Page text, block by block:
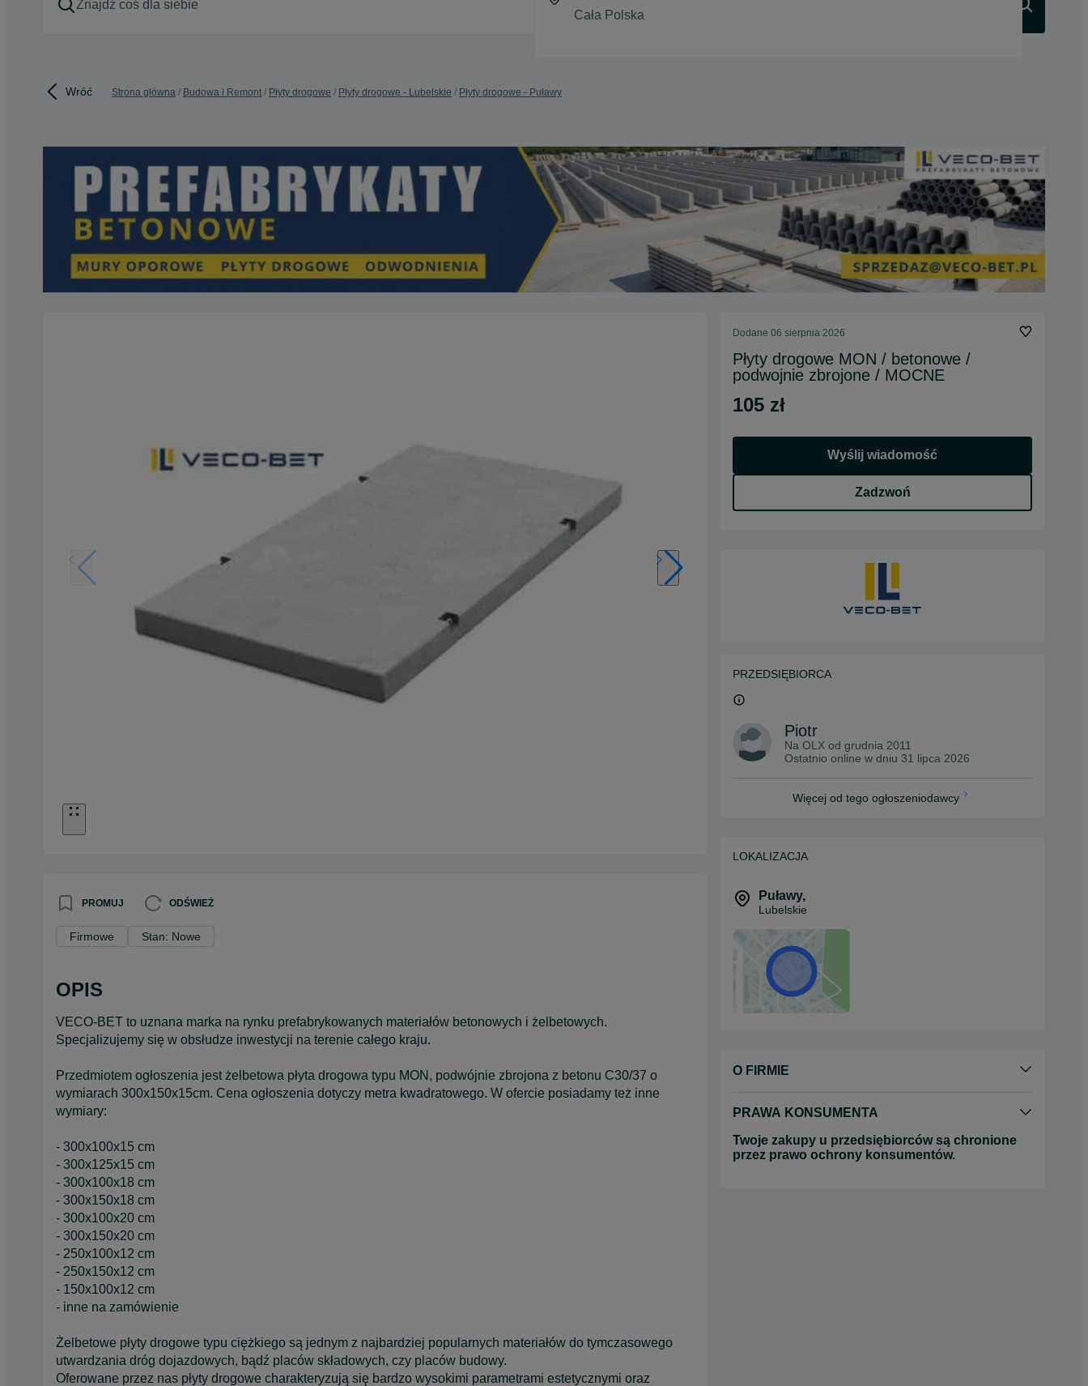
Wróć Strona główna Budowa i Remont Płyty drogowe Płyty drogowe - Lubelskie Płyty drogowe - Puławy
PROMUJ ODŚWIEŻ
Firmowe Stan: Nowe
OPIS
VECO-BET to uznana marka na rynku prefabrykowanych materiałów betonowych i żelbetowych.
Specjalizujemy się w obsłudze inwestycji na terenie całego kraju.
Przedmiotem ogłoszenia jest żelbetowa płyta drogowa typu MON, podwójnie zbrojona z betonu C30/37 o
wymiarach 300x150x15cm. Cena ogłoszenia dotyczy metra kwadratowego. W ofercie posiadamy też inne
wymiary:
- 300x100x15 cm
- 300x125x15 cm
- 300x100x18 cm
- 300x150x18 cm
- 300x100x20 cm
- 300x150x20 cm
- 250x100x12 cm
- 250x150x12 cm
- 150x100x12 cm
- inne na zamówienie
Żelbetowe płyty drogowe typu ciężkiego są jednym z najbardziej popularnych materiałów do tymczasowego
utwardzania dróg dojazdowych, bądź placów składowych, czy placów budowy.
Oferowane przez nas płyty drogowe charakteryzują się bardzo wysokimi parametrami estetycznymi oraz
Dodane 06 sierpnia 2026
Płyty drogowe MON / betonowe /
podwojnie zbrojone / MOCNE
105 zł
Wyślij wiadomość
Zadzwoń
PRZEDSIĘBIORCA
Piotr
Na OLX od grudnia 2011
Ostatnio online w dniu 31 lipca 2026
Więcej od tego ogłoszeniodawcy
LOKALIZACJA
Puławy,
Lubelskie
O FIRMIE
PRAWA KONSUMENTA
Twoje zakupy u przedsiębiorców są chronione
przez prawo ochrony konsumentów.